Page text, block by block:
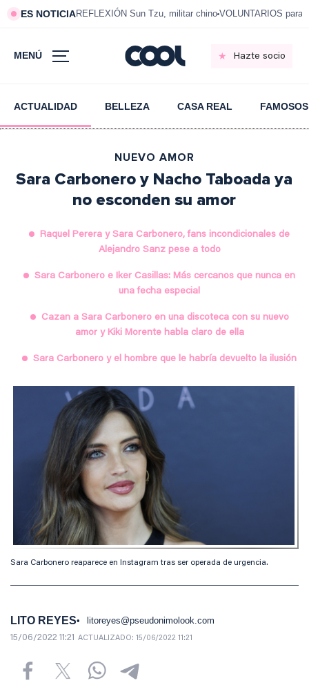
ES NOTICIAREFLEXIÓN Sun Tzu, militar chino VOLUNTARIOS para
MENÚ Hazte socio
ACTUALIDAD BELLEZA CASA REAL FAMOSOS
NUEVO AMOR
Sara Carbonero y Nacho Taboada ya
no esconden su amor
Raquel Perera y Sara Carbonero, fans incondicionales de
Alejandro Sanz pese a todo
Sara Carbonero e Iker Casillas: Más cercanos que nunca en
una fecha especial
Cazan a Sara Carbonero en una discoteca con su nuevo
amor y Kiki Morente habla claro de ella
Sara Carbonero y el hombre que le habría devuelto la ilusión
Sara Carbonero reaparece en Instagram tras ser operada de urgencia.
LITO REYES litoreyes@pseudonimolook.com
15/06/2022 11:21 ACTUALIZADO: 15/06/2022 11:21